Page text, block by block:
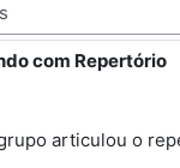
com Repertório
articulou o